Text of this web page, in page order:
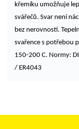
křemíku umožňuje
svářečů. Svar není
bez nerovností.
svařence s potřebou
150-200 C. Normy:
/ ER4043